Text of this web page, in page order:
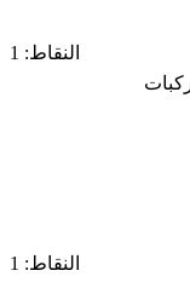
النقاط: 1
النقاط: 1